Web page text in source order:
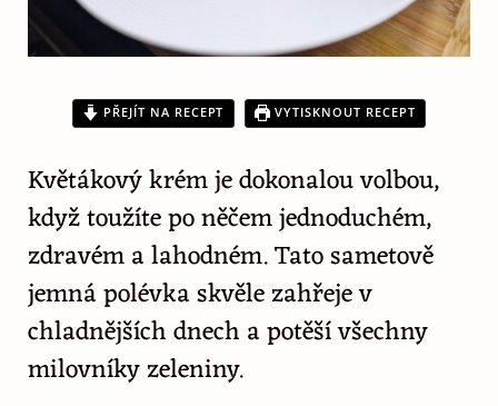
PŘEJÍT NA RECEPT VYTISKNOUT RECEPT
Květákový krém je dokonalou volbou,
když toužíte po něčem jednoduchém,
zdravém a lahodném. Tato sametově
jemná polévka skvěle zahřeje v
chladnějších dnech a potěší všechny
milovníky zeleniny.